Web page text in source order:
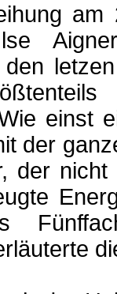
am
Ilse
einst
der
der